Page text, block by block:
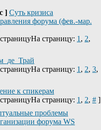
] Суть кризиса
форума (фев.-мар.
На страницу: 1 , 2,
На страницу: 1 , 2, 3,
к спикерам
На страницу: 1 , 2, # ]
проблемы
форума WS